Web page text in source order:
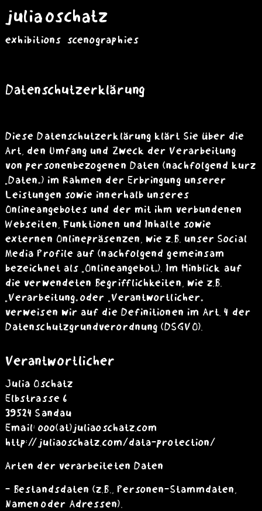
exhibitions scenographies
julia oschatz
Datenschutzerklärung
Diese Datenschutzerklärung klärt Sie über die
Art, den Umfang und Zweck der Verarbeitung
von personenbezogenen Daten (nachfolgend kurz
„Daten“) im Rahmen der Erbringung unserer
Leistungen sowie innerhalb unseres
Onlineangebotes und der mit ihm verbundenen
Webseiten, Funktionen und Inhalte sowie
externen Onlinepräsenzen, wie z.B. unser Social
Media Profile auf (nachfolgend gemeinsam
bezeichnet als „Onlineangebot“). Im Hinblick auf
die verwendeten Begrifflichkeiten, wie z.B.
„Verarbeitung“ oder „Verantwortlicher“
verweisen wir auf die Definitionen im Art. 4 der
Datenschutzgrundverordnung (DSGVO).
Verantwortlicher
Julia Oschatz
Elbstrasse 6
39524 Sandau
Email: ooo(at)juliaoschatz.com
http://juliaoschatz.com/data-protection/
Arten der verarbeiteten Daten
- Bestandsdaten (z.B., Personen-Stammdaten,
Namen oder Adressen).